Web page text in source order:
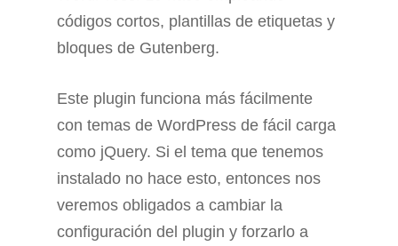
códigos cortos, plantillas de etiquetas y
bloques de Gutenberg.
Este plugin funciona más fácilmente
con temas de WordPress de fácil carga
como jQuery. Si el tema que tenemos
instalado no hace esto, entonces nos
veremos obligados a cambiar la
configuración del plugin y forzarlo a